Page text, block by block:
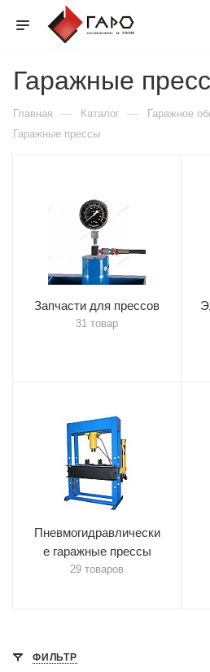
Гаражные
Главная — Каталог — Гаражное
Гаражные прессы
Запчасти для прессов
31 товар
Пневмогидравлически
е гаражные прессы
29 товаров
ФИЛЬТР